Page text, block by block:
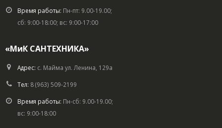
Время работы: Пн-пт: 9.00-19.00;
сб: 9:00-18:00; вс: 9:00-17:00
«МиК САНТЕХНИКА»
Адрес: с. Майма ул. Ленина, 129а
Тел: 8 (963) 509-2199
Время работы: Пн-сб: 9.00-19.00;
вс: 9:00-18:00